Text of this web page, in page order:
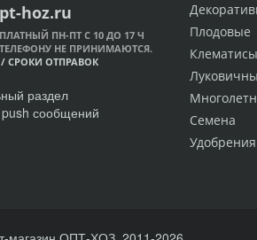
Плодовые
Клематисы
Семена
Удобрения
hoz.ru
ПН-ПТ С 10 ДО 17 Ч
НЕ ПРИНИМАЮТСЯ.
/ СРОКИ ОТПРАВОК
раздел
push сообщений